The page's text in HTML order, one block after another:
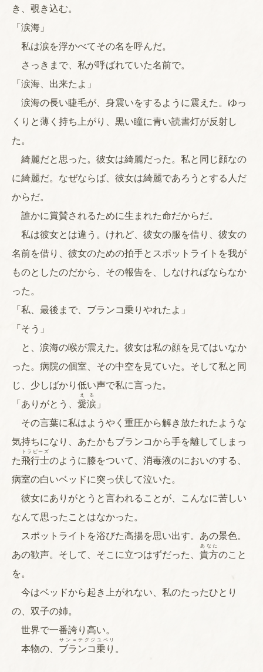
き、覗き込む。
「涙海」
私は涙を浮かべてその名を呼んだ。
さっきまで、私が呼ばれていた名前で。
「涙海、出来たよ」
涙海の長い睫毛が、身震いをするように震えた。ゆっ
くりと薄く持ち上がり、黒い瞳に青い読書灯が反射し
た。
綺麗だと思った。彼女は綺麗だった。私と同じ顔なの
に綺麗だ。なぜならば、彼女は綺麗であろうとする人だ
からだ。
誰かに賞賛されるために生まれた命だからだ。
私は彼女とは違う。けれど、彼女の服を借り、彼女の
名前を借り、彼女のための拍手とスポットライトを我が
ものとしたのだから、その報告を、しなければならなか
った。
「私、最後まで、ブランコ乗りやれたよ」
「そう」
と、涙海の喉が震えた。彼女は私の顔を見てはいなか
った。病院の個室、その中空を見ていた。そして私と同
じ、少しばかり低い声で私に言った。
「ありがとう、 愛
え
涙
る
」
その言葉に私はようやく重圧から解き放たれたような
気持ちになり、あたかもブランコから手を離してしまっ
た飛行士
トラピーズ
のように膝をついて、消毒液のにおいのする、
病室の白いベッドに突っ伏して泣いた。
彼女にありがとうと言われることが、こんなに苦しい
なんて思ったことはなかった。
スポットライトを浴びた高揚を思い出す。あの景色。
あの歓声。そして、そこに立つはずだった、 貴方
あなた
のこと
を。
今はベッドから起き上がれない、私のたったひとり
の、双子の姉。
世界で一番誇り高い。
本物の、 ブランコ乗り
サン＝テグジユペリ
。